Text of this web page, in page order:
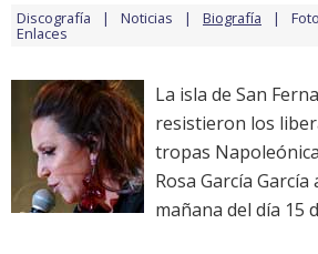
Discografía Noticias Biografía
Enlaces
La isla de San
resistieron los
tropas
Rosa García García
mañana del día 15